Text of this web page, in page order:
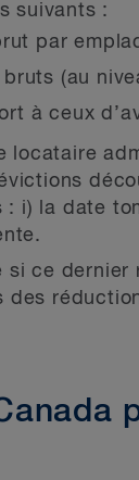
suivants :
par
(au
à ceux
locataire
: i) la date
ce